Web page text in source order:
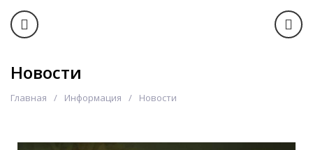
Новости
Главная Информация Новости